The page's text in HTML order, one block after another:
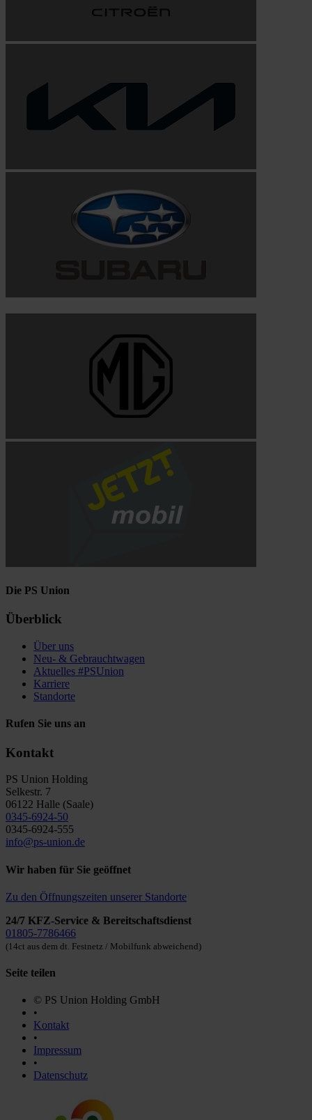
Die PS Union
Überblick
Über uns
Neu- & Gebrauchtwagen
Aktuelles #PSUnion
Karriere
Standorte
Rufen Sie uns an
Kontakt
PS Union Holding
Selkestr. 7
06122 Halle (Saale)
0345-6924-50
0345-6924-555
info@ps-union.de
Wir haben für Sie geöffnet
Zu den Öffnungszeiten unserer Standorte
24/7 KFZ-Service & Bereitschaftsdienst
01805-7786466
(14ct aus dem dt. Festnetz / Mobilfunk abweichend)
Seite teilen
© PS Union Holding GmbH
•
Kontakt
•
Impressum
•
Datenschutz